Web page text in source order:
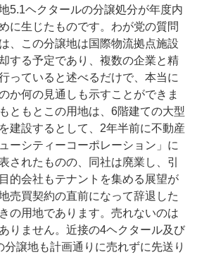
5.1ヘクタールの分譲処分が年度内
に生じたものです。わが党の質問
、この分譲地は国際物流拠点施設
する予定であり、複数の企業と精
っていると述べるだけで、本当に
か何の見通しも示すことができま
ともとこの用地は、6階建ての大型
建設するとして、2年半前に不動産
ーシティーコーポレーション」に
されたものの、同社は廃業し、引
的会社もテナントを集める展望が
売買契約の直前になって辞退した
の用地であります。売れないのは
りません。近接の4ヘクタール及び
分譲地も計画通りに売れずに先送り